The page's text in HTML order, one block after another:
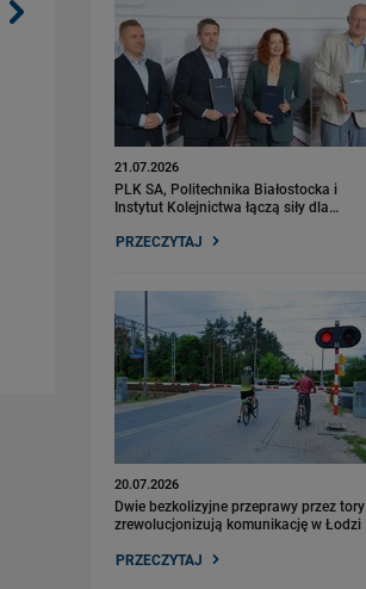
21.07.2026
PLK SA, Politechnika Białostocka i
Instytut Kolejnictwa łączą siły dla…
PRZECZYTAJ
20.07.2026
Dwie bezkolizyjne przeprawy przez tory
zrewolucjonizują komunikację w Łodzi
PRZECZYTAJ